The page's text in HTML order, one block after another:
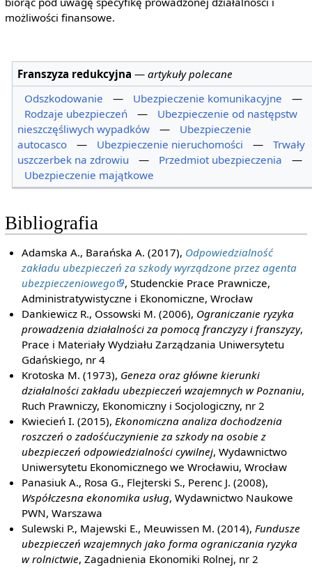
możliwości finansowe.
Franszyza redukcyjna —artykuły polecane
Odszkodowanie
— Ubezpieczenie komunikacyjne
—
Rodzaje ubezpieczeń
—
Ubezpieczenie od następstw
nieszczęśliwych wypadków
—
Ubezpieczenie
autocasco
— Ubezpieczenie nieruchomości —
Trwały
uszczerbek na zdrowiu
— Przedmiot ubezpieczenia
—
Ubezpieczenie majątkowe
Bibliografia
Adamska A., Barańska A. (2017), Odpowiedzialność
zakładu ubezpieczeń za szkody wyrządzone przez agenta
ubezpieczeniowego
, Studenckie Prace Prawnicze,
Administratywistyczne i Ekonomiczne, Wrocław
Dankiewicz R., Ossowski M. (2006), Ograniczanie ryzyka
prowadzenia działalności za pomocą franczyzy i franszyzy,
Prace i Materiały Wydziału Zarządzania Uniwersytetu
Gdańskiego, nr 4
Krotoska M. (1973), Geneza oraz główne kierunki
działalności zakładu ubezpieczeń wzajemnych w Poznaniu,
Ruch Prawniczy, Ekonomiczny i Socjologiczny, nr 2
Kwiecień I. (2015), Ekonomiczna analiza dochodzenia
roszczeń o zadośćuczynienie za szkody na osobie z
ubezpieczeń odpowiedzialności cywilnej, Wydawnictwo
Uniwersytetu Ekonomicznego we Wrocławiu, Wrocław
Panasiuk A., Rosa G., Flejterski S., Perenc J. (2008),
Współczesna ekonomika usług, Wydawnictwo Naukowe
PWN, Warszawa
Sulewski P., Majewski E., Meuwissen M. (2014), Fundusze
ubezpieczeń wzajemnych jako forma ograniczania ryzyka
w rolnictwie, Zagadnienia Ekonomiki Rolnej, nr 2